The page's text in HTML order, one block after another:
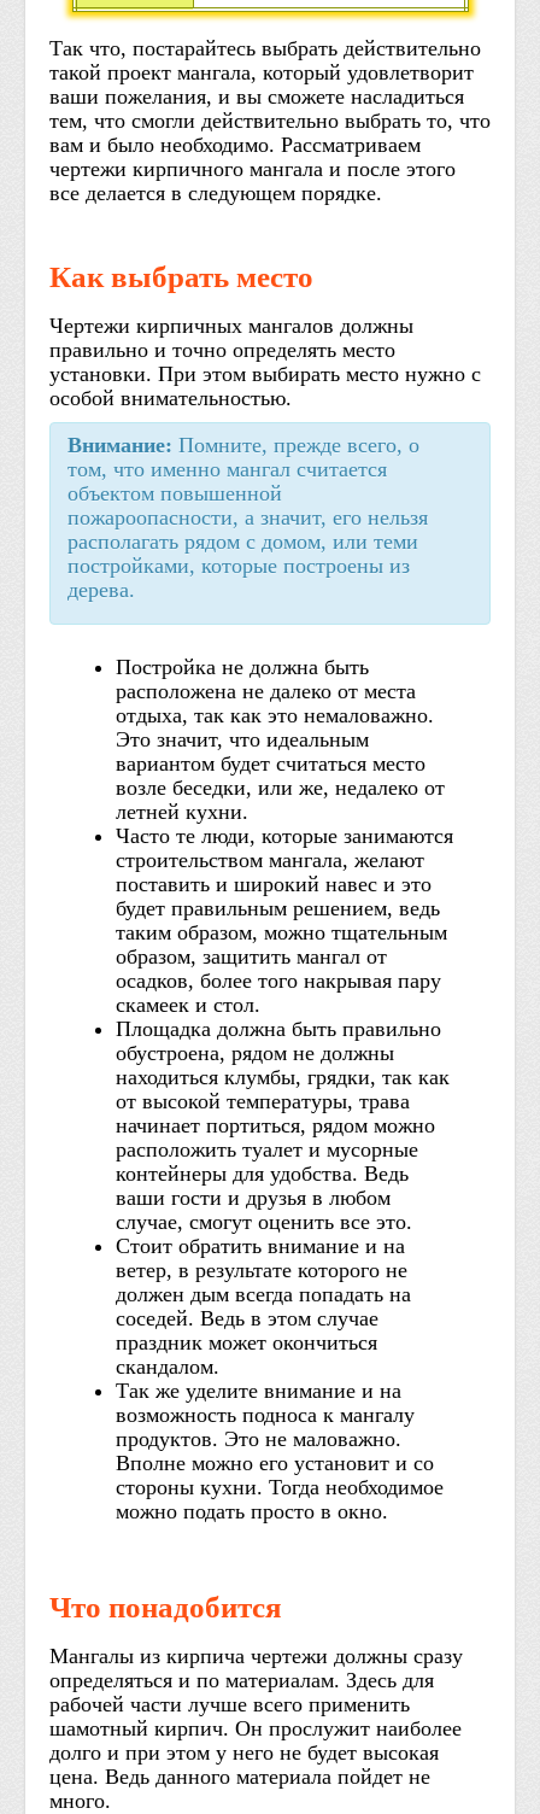
Так что, постарайтесь выбрать действительно
такой проект мангала, который удовлетворит
ваши пожелания, и вы сможете насладиться
тем, что смогли действительно выбрать то, что
вам и было необходимо. Рассматриваем
чертежи кирпичного мангала и после этого
все делается в следующем порядке.
Как выбрать место
Чертежи кирпичных мангалов должны
правильно и точно определять место
установки. При этом выбирать место нужно с
особой внимательностью.
Внимание: Помните, прежде всего, о
том, что именно мангал считается
объектом повышенной
пожароопасности, а значит, его нельзя
располагать рядом с домом, или теми
постройками, которые построены из
дерева.
Постройка не должна быть
расположена не далеко от места
отдыха, так как это немаловажно.
Это значит, что идеальным
вариантом будет считаться место
возле беседки, или же, недалеко от
летней кухни.
Часто те люди, которые занимаются
строительством мангала, желают
поставить и широкий навес и это
будет правильным решением, ведь
таким образом, можно тщательным
образом, защитить мангал от
осадков, более того накрывая пару
скамеек и стол.
Площадка должна быть правильно
обустроена, рядом не должны
находиться клумбы, грядки, так как
от высокой температуры, трава
начинает портиться, рядом можно
расположить туалет и мусорные
контейнеры для удобства. Ведь
ваши гости и друзья в любом
случае, смогут оценить все это.
Стоит обратить внимание и на
ветер, в результате которого не
должен дым всегда попадать на
соседей. Ведь в этом случае
праздник может окончиться
скандалом.
Так же уделите внимание и на
возможность подноса к мангалу
продуктов. Это не маловажно.
Вполне можно его установит и со
стороны кухни. Тогда необходимое
можно подать просто в окно.
Что понадобится
Мангалы из кирпича чертежи должны сразу
определяться и по материалам. Здесь для
рабочей части лучше всего применить
шамотный кирпич. Он прослужит наиболее
долго и при этом у него не будет высокая
цена. Ведь данного материала пойдет не
много.